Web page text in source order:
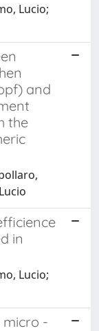
Lucio;
and
the
in
Lucio;
micro -